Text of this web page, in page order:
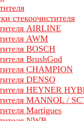
стекоочистителя
AIRLINE
AWM
BOSCH
BrushGod
CHAMPION
DENSO
HEYNER
MANNOL /
Martigues